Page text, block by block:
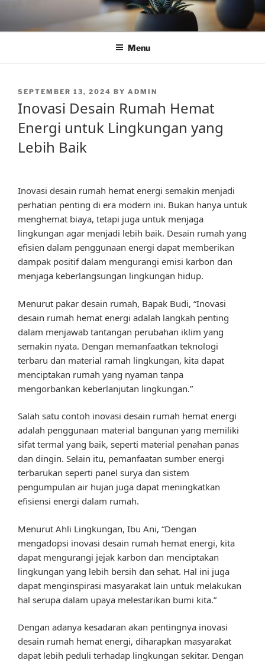
content
Menu
POSTED
SEPTEMBER 13, 2024 BY ADMIN
Inovasi Desain Rumah Hemat
Energi untuk Lingkungan yang
Lebih Baik
Inovasi desain rumah hemat energi semakin menjadi
perhatian penting di era modern ini. Bukan hanya untuk
menghemat biaya, tetapi juga untuk menjaga
lingkungan agar menjadi lebih baik. Desain rumah yang
efisien dalam penggunaan energi dapat memberikan
dampak positif dalam mengurangi emisi karbon dan
menjaga keberlangsungan lingkungan hidup.
Menurut pakar desain rumah, Bapak Budi, “Inovasi
desain rumah hemat energi adalah langkah penting
dalam menjawab tantangan perubahan iklim yang
semakin nyata. Dengan memanfaatkan teknologi
terbaru dan material ramah lingkungan, kita dapat
menciptakan rumah yang nyaman tanpa
mengorbankan keberlanjutan lingkungan.”
Salah satu contoh inovasi desain rumah hemat energi
adalah penggunaan material bangunan yang memiliki
sifat termal yang baik, seperti material penahan panas
dan dingin. Selain itu, pemanfaatan sumber energi
terbarukan seperti panel surya dan sistem
pengumpulan air hujan juga dapat meningkatkan
efisiensi energi dalam rumah.
Menurut Ahli Lingkungan, Ibu Ani, “Dengan
mengadopsi inovasi desain rumah hemat energi, kita
dapat mengurangi jejak karbon dan menciptakan
lingkungan yang lebih bersih dan sehat. Hal ini juga
dapat menginspirasi masyarakat lain untuk melakukan
hal serupa dalam upaya melestarikan bumi kita.”
Dengan adanya kesadaran akan pentingnya inovasi
desain rumah hemat energi, diharapkan masyarakat
dapat lebih peduli terhadap lingkungan sekitar. Dengan